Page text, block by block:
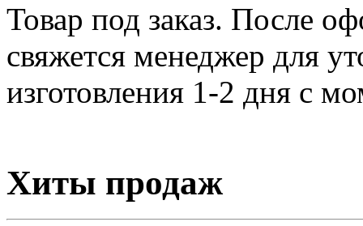
Товар под заказ. После
свяжется менеджер для
изготовления 1-2 дня с
Хиты продаж